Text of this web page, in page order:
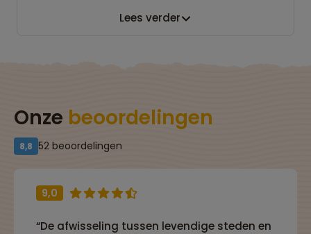
Lees verder
Onze beoordelingen
8,8 52 beoordelingen
9,0
“De afwisseling tussen levendige steden en